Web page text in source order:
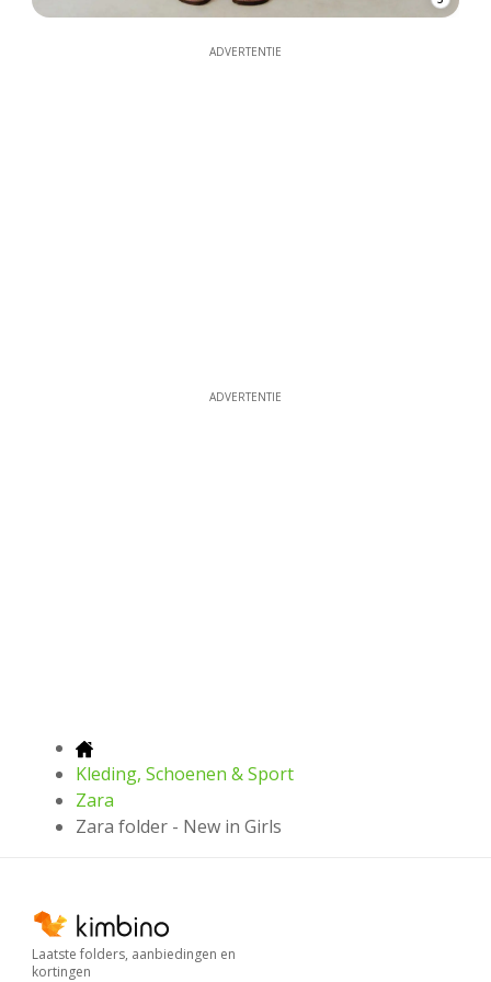
ADVERTENTIE
ADVERTENTIE
Kleding, Schoenen & Sport
Zara
Zara folder - New in Girls
Laatste folders, aanbiedingen en
kortingen